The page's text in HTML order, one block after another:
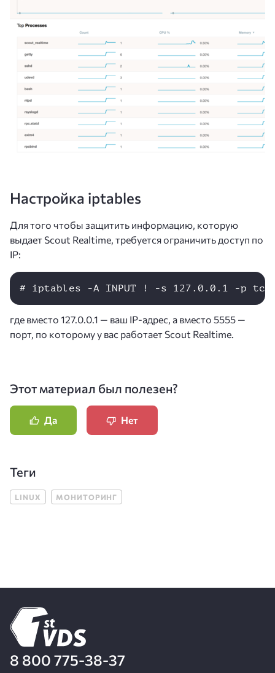
Настройка iptables
Для того чтобы защитить информацию, которую
выдает Scout Realtime, требуется ограничить доступ по
IP:
# iptables -A INPUT ! -s 127.0.0.1 -p tcp
где вместо 127.0.0.1 — ваш IP-адрес, а вместо 5555 —
порт, по которому у вас работает Scout Realtime.
Этот материал был полезен?
Да Нет
Теги
LINUX МОНИТОРИНГ
8 800 775-38-37